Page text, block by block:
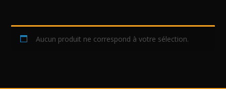
Aucun produit ne correspond à votre sélection.